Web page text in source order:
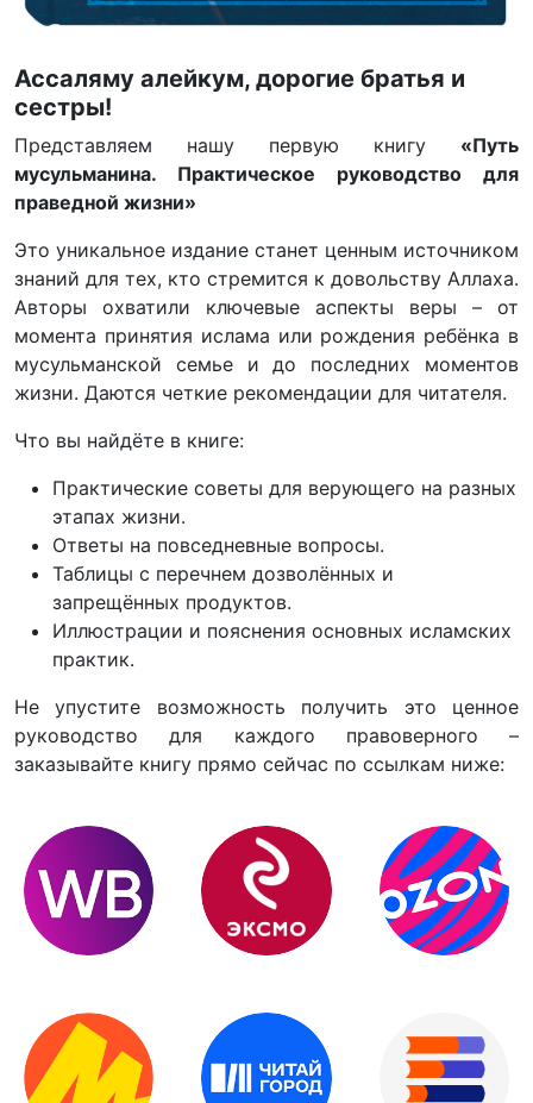
Ассаляму алейкум, дорогие братья и
сестры!
Представляем нашу первую книгу «Путь
мусульманина. Практическое руководство для
праведной жизни»
Это уникальное издание станет ценным источником
знаний для тех, кто стремится к довольству Аллаха.
Авторы охватили ключевые аспекты веры – от
момента принятия ислама или рождения ребёнка в
мусульманской семье и до последних моментов
жизни. Даются четкие рекомендации для читателя.
Что вы найдёте в книге:
Практические советы для верующего на разных
этапах жизни.
Ответы на повседневные вопросы.
Таблицы с перечнем дозволённых и
запрещённых продуктов.
Иллюстрации и пояснения основных исламских
практик.
Не упустите возможность получить это ценное
руководство для каждого правоверного –
заказывайте книгу прямо сейчас по ссылкам ниже: